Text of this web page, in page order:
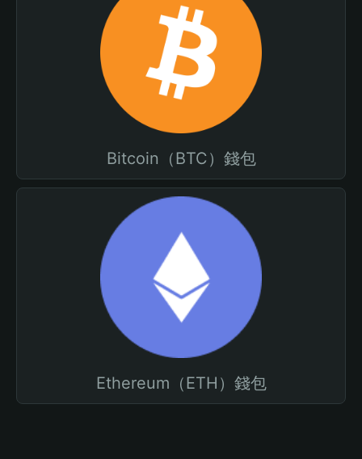
Bitcoin（BTC）錢包
Ethereum（ETH）錢包